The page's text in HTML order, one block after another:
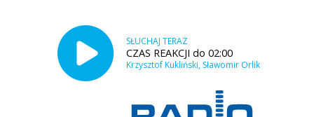
SŁUCHAJ TERAZ
CZAS REAKCJI do 02:00
Krzysztof Kukliński, Sławomir Orlik